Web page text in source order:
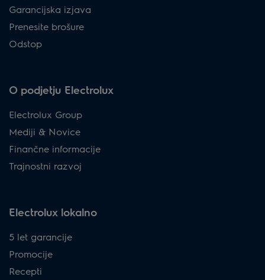
Garancijska izjava
Prenesite brošure
Odstop
O podjetju Electrolux
Electrolux Group
Mediji & Novice
Finančne informacije
Trajnostni razvoj
Electrolux lokalno
5 let garancije
Promocije
Recepti